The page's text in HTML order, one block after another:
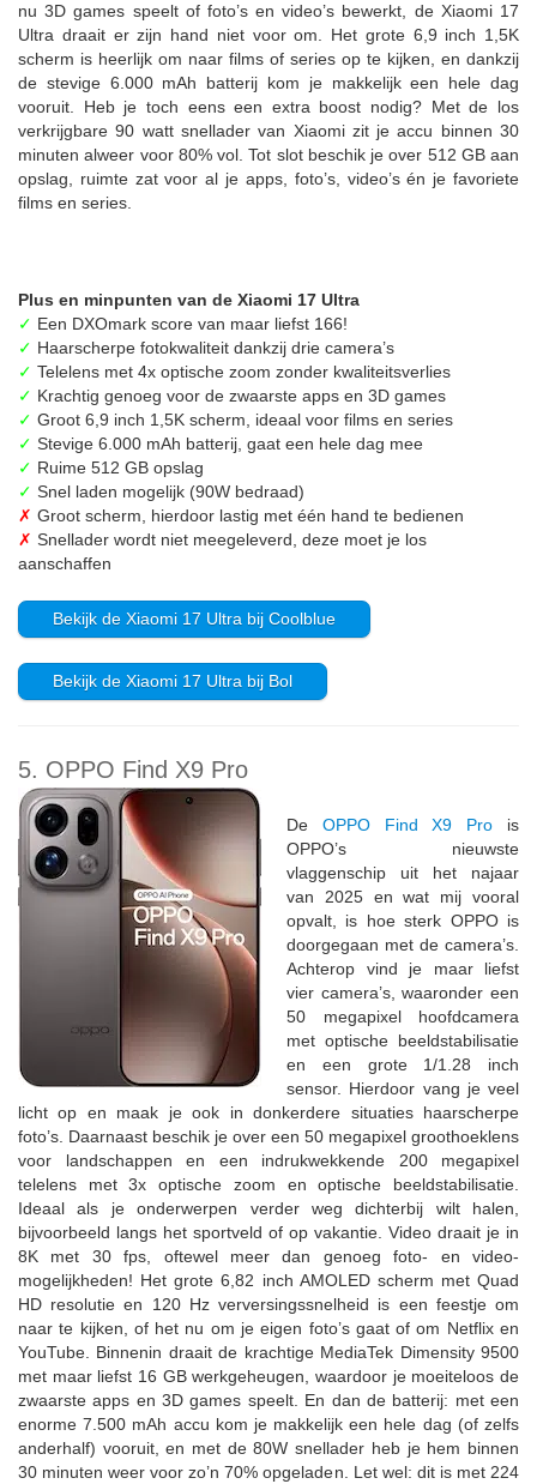
nu 3D games speelt of foto’s en video’s bewerkt, de Xiaomi 17
Ultra draait er zijn hand niet voor om. Het grote 6,9 inch 1,5K
scherm is heerlijk om naar films of series op te kijken, en dankzij
de stevige 6.000 mAh batterij kom je makkelijk een hele dag
vooruit. Heb je toch eens een extra boost nodig? Met de los
verkrijgbare 90 watt snellader van Xiaomi zit je accu binnen 30
minuten alweer voor 80% vol. Tot slot beschik je over 512 GB aan
opslag, ruimte zat voor al je apps, foto’s, video’s én je favoriete
films en series.
Plus en minpunten van de Xiaomi 17 Ultra
✓ Een DXOmark score van maar liefst 166!
✓ Haarscherpe fotokwaliteit dankzij drie camera’s
✓ Telelens met 4x optische zoom zonder kwaliteitsverlies
✓ Krachtig genoeg voor de zwaarste apps en 3D games
✓ Groot 6,9 inch 1,5K scherm, ideaal voor films en series
✓ Stevige 6.000 mAh batterij, gaat een hele dag mee
✓ Ruime 512 GB opslag
✓ Snel laden mogelijk (90W bedraad)
✗ Groot scherm, hierdoor lastig met één hand te bedienen
✗ Snellader wordt niet meegeleverd, deze moet je los
aanschaffen
Bekijk de Xiaomi 17 Ultra bij Coolblue
Bekijk de Xiaomi 17 Ultra bij Bol
5. OPPO Find X9 Pro
De OPPO Find X9 Pro is
OPPO’s nieuwste
vlaggenschip uit het najaar
van 2025 en wat mij vooral
opvalt, is hoe sterk OPPO is
doorgegaan met de camera’s.
Achterop vind je maar liefst
vier camera’s, waaronder een
50 megapixel hoofdcamera
met optische beeldstabilisatie
en een grote 1/1.28 inch
sensor. Hierdoor vang je veel
licht op en maak je ook in donkerdere situaties haarscherpe
foto’s. Daarnaast beschik je over een 50 megapixel groothoeklens
voor landschappen en een indrukwekkende 200 megapixel
telelens met 3x optische zoom en optische beeldstabilisatie.
Ideaal als je onderwerpen verder weg dichterbij wilt halen,
bijvoorbeeld langs het sportveld of op vakantie. Video draait je in
8K met 30 fps, oftewel meer dan genoeg foto- en video-
mogelijkheden! Het grote 6,82 inch AMOLED scherm met Quad
HD resolutie en 120 Hz verversingssnelheid is een feestje om
naar te kijken, of het nu om je eigen foto’s gaat of om Netflix en
YouTube. Binnenin draait de krachtige MediaTek Dimensity 9500
met maar liefst 16 GB werkgeheugen, waardoor je moeiteloos de
zwaarste apps en 3D games speelt. En dan de batterij: met een
enorme 7.500 mAh accu kom je makkelijk een hele dag (of zelfs
anderhalf) vooruit, en met de 80W snellader heb je hem binnen
30 minuten weer voor zo’n 70% opgeladen. Let wel: dit is met 224